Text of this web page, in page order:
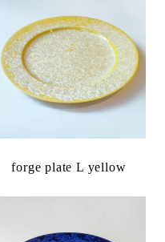
forge plate L yellow